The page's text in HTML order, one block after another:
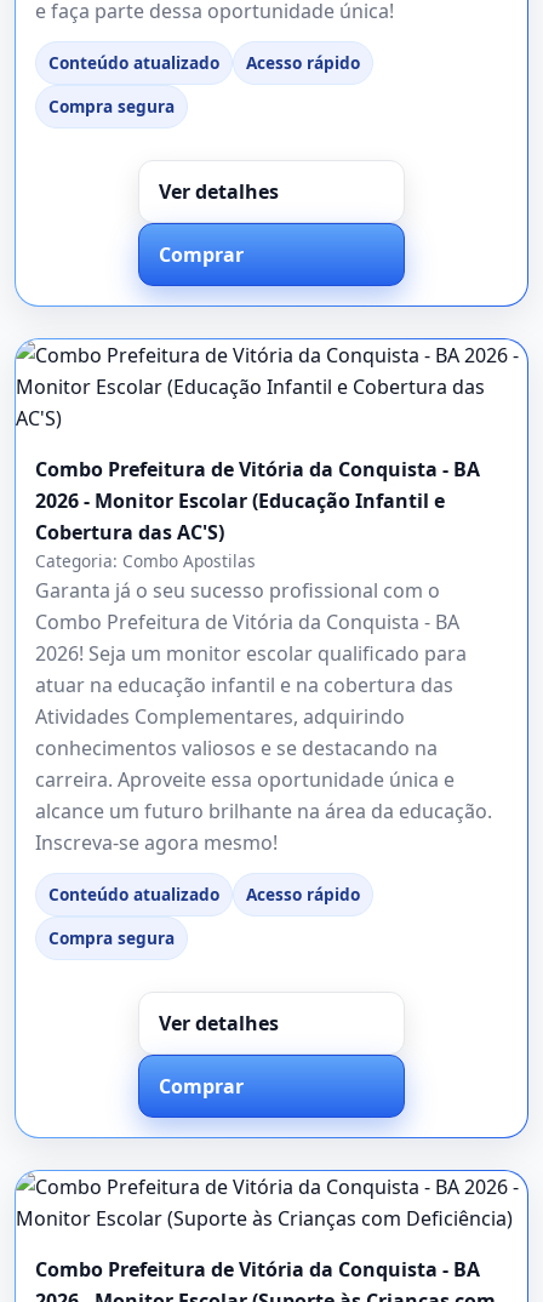
e faça parte dessa oportunidade única!
Conteúdo atualizado
Acesso rápido
Compra segura
Ver detalhes
Comprar
Combo Prefeitura de Vitória da Conquista - BA
2026 - Monitor Escolar (Educação Infantil e
Cobertura das AC'S)
Categoria: Combo Apostilas
Garanta já o seu sucesso profissional com o
Combo Prefeitura de Vitória da Conquista - BA
2026! Seja um monitor escolar qualificado para
atuar na educação infantil e na cobertura das
Atividades Complementares, adquirindo
conhecimentos valiosos e se destacando na
carreira. Aproveite essa oportunidade única e
alcance um futuro brilhante na área da educação.
Inscreva-se agora mesmo!
Conteúdo atualizado
Acesso rápido
Compra segura
Ver detalhes
Comprar
Combo Prefeitura de Vitória da Conquista - BA